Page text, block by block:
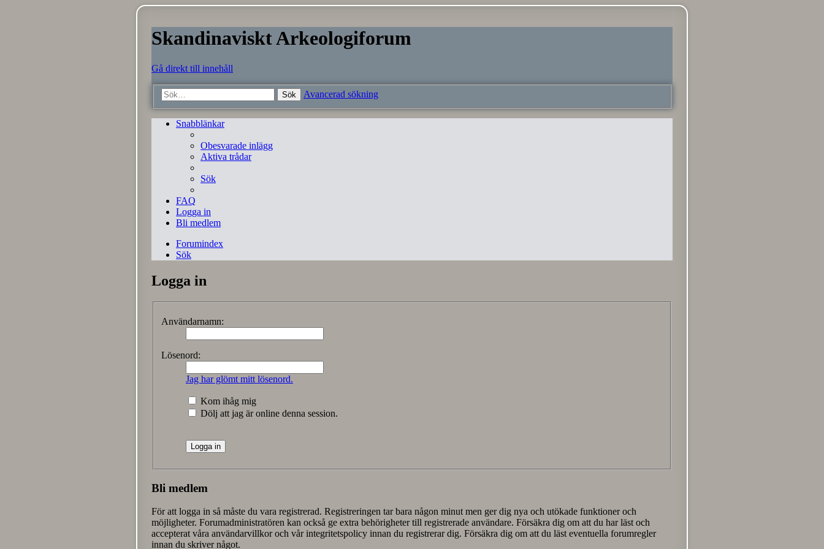
Skandinaviskt Arkeologiforum
Gå direkt till innehåll
Sök Avancerad sökning
Snabblänkar
Obesvarade inlägg
Aktiva trådar
Sök
FAQ
Logga in
Bli medlem
Forumindex
Sök
Logga in
Användarnamn:
Lösenord:
Jag har glömt mitt lösenord.
Kom ihåg mig
Dölj att jag är online denna session.
Bli medlem
För att logga in så måste du vara registrerad. Registreringen tar bara någon minut men ger dig nya och utökade funktioner och
möjligheter. Forumadministratören kan också ge extra behörigheter till registrerade användare. Försäkra dig om att du har läst och
accepterat våra användarvillkor och vår integritetspolicy innan du registrerar dig. Försäkra dig om att du läst eventuella forumregler
innan du skriver något.